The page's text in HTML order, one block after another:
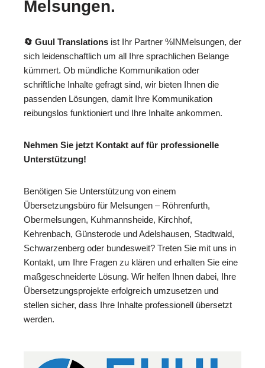
Melsungen.
🔄 Guul Translations ist Ihr Partner %INMelsungen, der
sich leidenschaftlich um all Ihre sprachlichen Belange
kümmert. Ob mündliche Kommunikation oder
schriftliche Inhalte gefragt sind, wir bieten Ihnen die
passenden Lösungen, damit Ihre Kommunikation
reibungslos funktioniert und Ihre Inhalte ankommen.
Nehmen Sie jetzt Kontakt auf für professionelle
Unterstützung!
Benötigen Sie Unterstützung von einem
Übersetzungsbüro für Melsungen – Röhrenfurth,
Obermelsungen, Kuhmannsheide, Kirchhof,
Kehrenbach, Günsterode und Adelshausen, Stadtwald,
Schwarzenberg oder bundesweit? Treten Sie mit uns in
Kontakt, um Ihre Fragen zu klären und erhalten Sie eine
maßgeschneiderte Lösung. Wir helfen Ihnen dabei, Ihre
Übersetzungsprojekte erfolgreich umzusetzen und
stellen sicher, dass Ihre Inhalte professionell übersetzt
werden.